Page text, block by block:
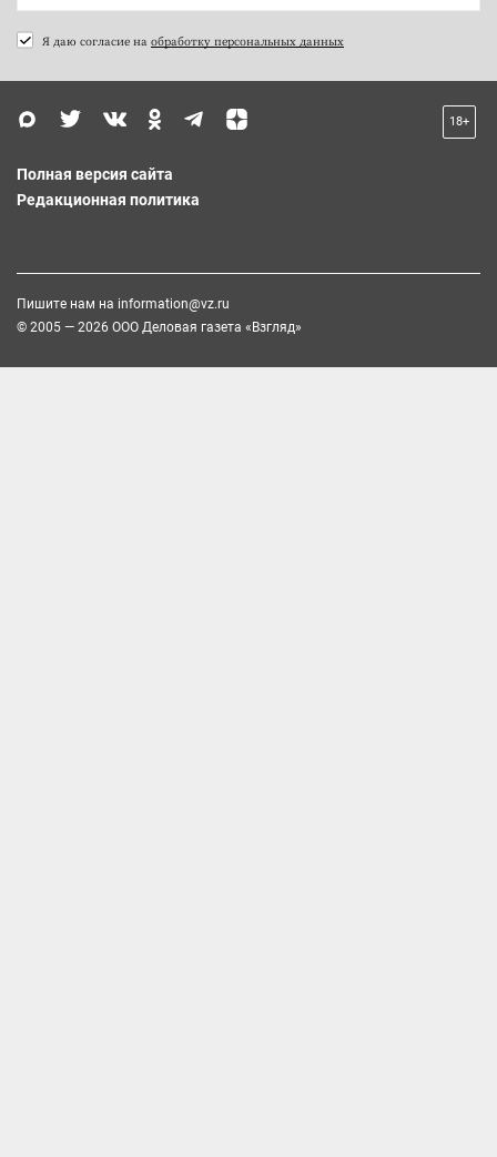
Я даю согласие на обработку персональных данных
18+
Полная версия сайта
Редакционная политика
Пишите нам на information@vz.ru
© 2005 — 2026 ООО Деловая газета «Взгляд»